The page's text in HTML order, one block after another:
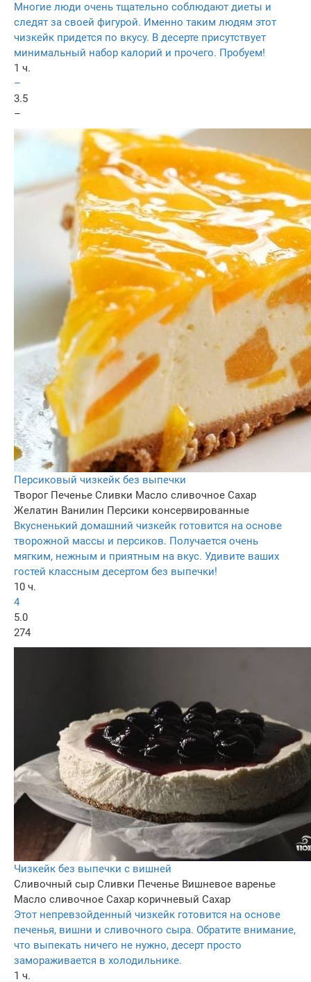
Многие люди очень тщательно соблюдают диеты и
следят за своей фигурой. Именно таким людям этот
чизкейк придется по вкусу. В десерте присутствует
минимальный набор калорий и прочего. Пробуем!
1 ч.
–
3.5
–
Персиковый чизкейк без выпечки
Творог Печенье Сливки Масло сливочное Сахар
Желатин Ванилин Персики консервированные
Вкусненький домашний чизкейк готовится на основе
творожной массы и персиков. Получается очень
мягким, нежным и приятным на вкус. Удивите ваших
гостей классным десертом без выпечки!
10 ч.
4
5.0
274
Чизкейк без выпечки с вишней
Сливочный сыр Сливки Печенье Вишневое варенье
Масло сливочное Сахар коричневый Сахар
Этот непревзойденный чизкейк готовится на основе
печенья, вишни и сливочного сыра. Обратите внимание,
что выпекать ничего не нужно, десерт просто
замораживается в холодильнике.
1 ч.